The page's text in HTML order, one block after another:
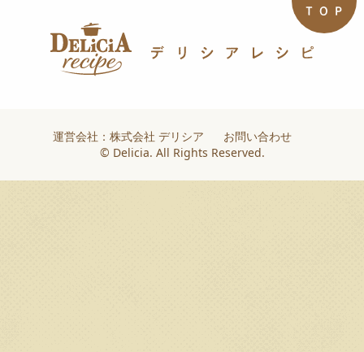
運営会社：株式会社 デリシア
お問い合わせ
© Delicia. All Rights Reserved.